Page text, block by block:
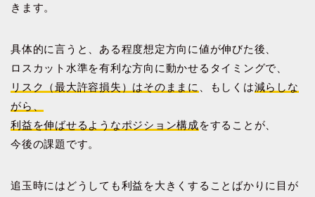
きます。
具体的に言うと、ある程度想定方向に値が伸びた後、
ロスカット水準を有利な方向に動かせるタイミングで、
リスク（最大許容損失）はそのままに
、もしくは減らしな
がら、
利益を伸ばせるようなポジション構成をすることが、
今後の課題です。
追玉時にはどうしても利益を大きくすることばかりに目が